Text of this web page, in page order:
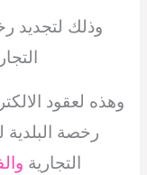
وذلك لتجديد
وهذه لعقود
رخصة البلدية
التجارية